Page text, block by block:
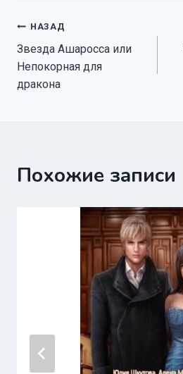
Навигация
по
записям
НАЗАД
Звезда Ашаросса или
Непокорная для
дракона
Похожие записи